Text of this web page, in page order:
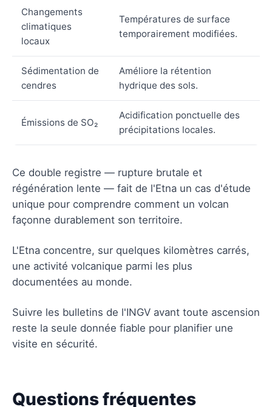
Changements
climatiques
locaux
Températures de surface
temporairement modifiées.
Sédimentation de
cendres
Améliore la rétention
hydrique des sols.
Émissions de SO₂
Acidification ponctuelle des
précipitations locales.
Ce double registre — rupture brutale et
régénération lente — fait de l'Etna un cas d'étude
unique pour comprendre comment un volcan
façonne durablement son territoire.
L'Etna concentre, sur quelques kilomètres carrés,
une activité volcanique parmi les plus
documentées au monde.
Suivre les bulletins de l'INGV avant toute ascension
reste la seule donnée fiable pour planifier une
visite en sécurité.
Questions fréquentes